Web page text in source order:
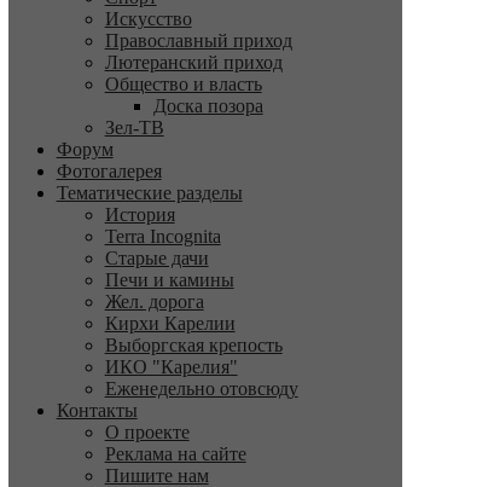
Искусство
Православный приход
Лютеранский приход
Общество и власть
Доска позора
Зел-ТВ
Форум
Фотогалерея
Тематические разделы
История
Terra Incognita
Старые дачи
Печи и камины
Жел. дорога
Кирхи Карелии
Выборгская крепость
ИКО "Карелия"
Еженедельно отовсюду
Контакты
О проекте
Реклама на сайте
Пишите нам